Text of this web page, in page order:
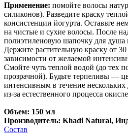
Применение: помойте волосы
силиконов). Разведите краску
консистенции йогурта. Оставьте
на чистые и сухие волосы. После
полиэтиленовую шапочку для душа
Держите растительную краску от
зависимости от желаемой
Смойте чуть теплой водой (до тех
прозрачной). Будьте терпеливы —
интенсивным в течение
из-за естественного процесса
Объем: 150 мл
Производитель: Khadi Natural,
Состав